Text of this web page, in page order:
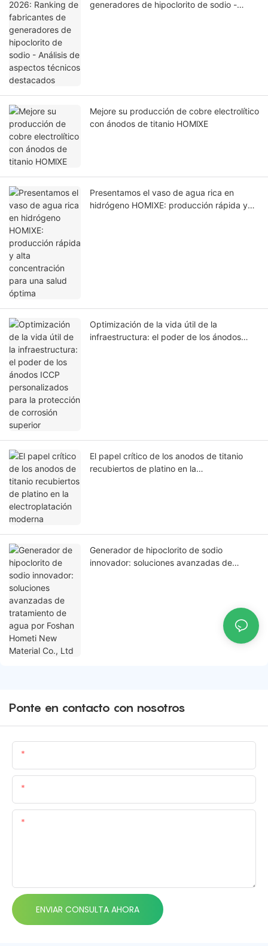
generadores de hipoclorito de sodio -
Mejore su producción de cobre electrolítico
con ánodos de titanio HOMlXE
Presentamos el vaso de agua rica en
hidrógeno HOMIXE: producción rápida y
Optimización de la vida útil de la
infraestructura: el poder de los ánodos
El papel crítico de los anodos de titanio
recubiertos de platino en la
Generador de hipoclorito de sodio
innovador: soluciones avanzadas de
Ponte en contacto con nosotros
ENVIAR CONSULTA AHORA